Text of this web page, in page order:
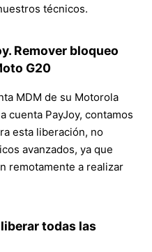
técnicos.
Remover bloqueo
G20
MDM de su Motorola
cuenta PayJoy, contamos
esta liberación, no
avanzados, ya que
remotamente a realizar
todas las